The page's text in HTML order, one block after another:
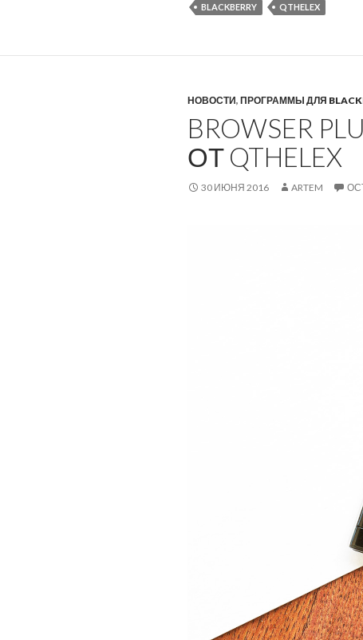
BLACKBERRY QTHELEX
НОВОСТИ, ПРОГРАММЫ ДЛЯ
BROWSER
ОТ QTHELEX
30 ИЮНЯ 2016 ARTEM